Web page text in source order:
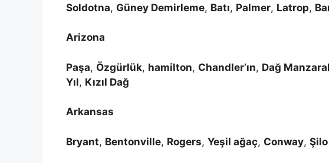
Soldotna, Güney Demirleme, Batı, Palmer, Latrop,
Arizona
Paşa, Özgürlük, hamilton, Chandler’ın, Dağ
Yıl, Kızıl Dağ
Arkansas
Bryant, Bentonville, Rogers, Yeşil ağaç, Conway,